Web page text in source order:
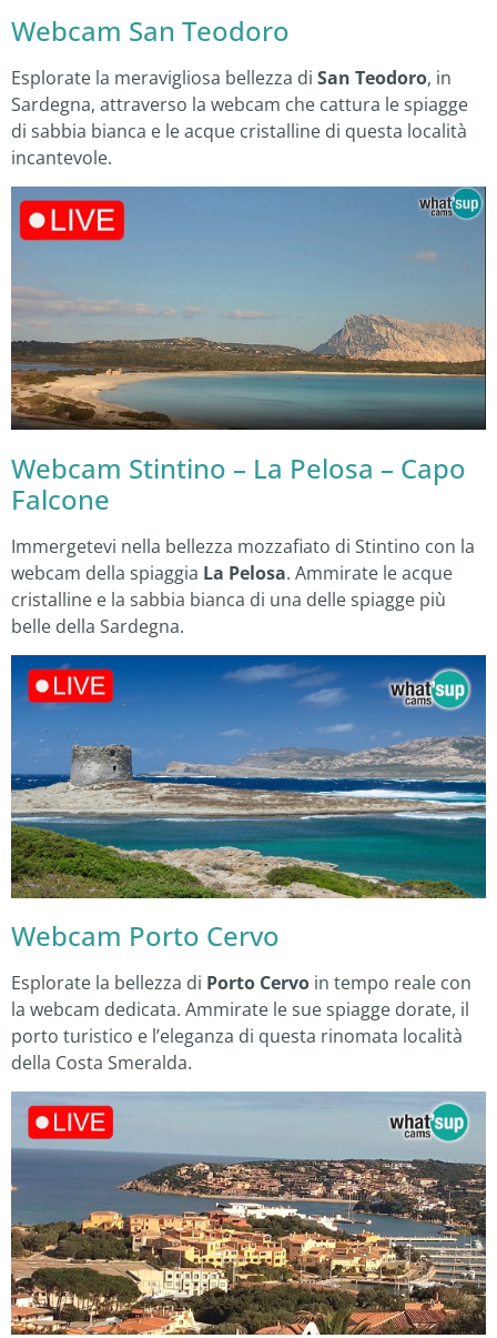
Webcam San Teodoro
Esplorate la meravigliosa bellezza di San Teodoro, in
Sardegna, attraverso la webcam che cattura le spiagge
di sabbia bianca e le acque cristalline di questa località
incantevole.
Webcam Stintino – La Pelosa – Capo
Falcone
Immergetevi nella bellezza mozzafiato di Stintino con la
webcam della spiaggia La Pelosa. Ammirate le acque
cristalline e la sabbia bianca di una delle spiagge più
belle della Sardegna.
Webcam Porto Cervo
Esplorate la bellezza di Porto Cervo in tempo reale con
la webcam dedicata. Ammirate le sue spiagge dorate, il
porto turistico e l’eleganza di questa rinomata località
della Costa Smeralda.